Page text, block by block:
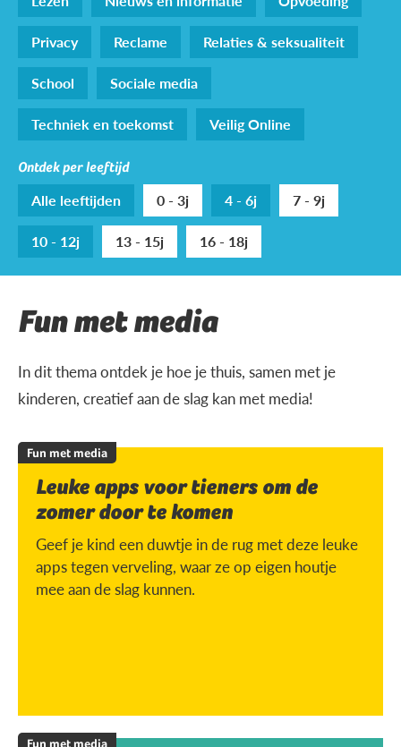
Privacy
Reclame
Relaties & seksualiteit
School
Sociale media
Techniek en toekomst
Veilig Online
Ontdek per leeftijd
Alle leeftijden 0 - 3j 4 - 6j
7 - 9j
10 - 12j
13 - 15j 16 - 18j
Fun met media
In dit thema ontdek je hoe je thuis, samen met je
kinderen, creatief aan de slag kan met media!
Fun met media
Leuke apps voor tieners om de
zomer door te komen
Geef je kind een duwtje in de rug met deze leuke
apps tegen verveling, waar ze op eigen houtje
mee aan de slag kunnen.
Fun met media